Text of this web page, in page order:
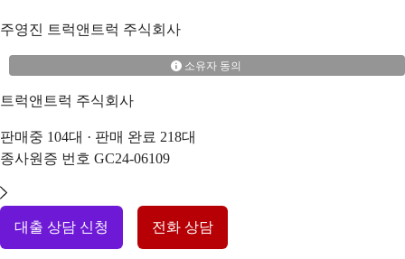
주영진 트럭앤트럭 주식회사
소유자 동의
트럭앤트럭 주식회사
판매중 104대 · 판매 완료 218대
종사원증 번호 GC24-06109
대출 상담 신청 전화 상담